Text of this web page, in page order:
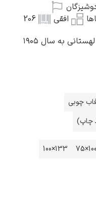
206
اثر استانیسواف ویسپیانسکی نقاش لهستانی به سال ۱۹۰۵